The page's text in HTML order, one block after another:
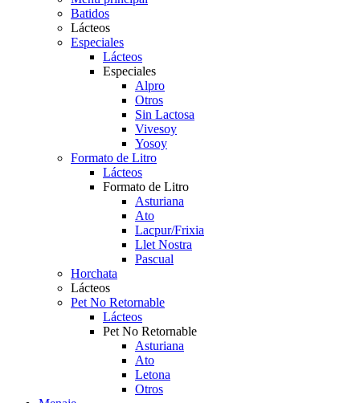
Batidos
Lácteos
Especiales
Lácteos
Especiales
Alpro
Otros
Sin Lactosa
Vivesoy
Yosoy
Formato de Litro
Lácteos
Formato de Litro
Asturiana
Ato
Lacpur/Frixia
Llet Nostra
Pascual
Horchata
Lácteos
Pet No Retornable
Lácteos
Pet No Retornable
Asturiana
Ato
Letona
Otros